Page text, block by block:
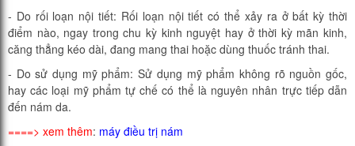
- Do rối loạn nội tiết: Rối loạn nội tiết có thể xảy ra ở bất kỳ thời
điểm nào, ngay trong chu kỳ kinh nguyệt hay ở thời kỳ mãn kinh,
căng thẳng kéo dài, đang mang thai hoặc dùng thuốc tránh thai.
- Do sử dụng mỹ phẩm: Sử dụng mỹ phẩm không rõ nguồn gốc,
hay các loại mỹ phẩm tự chế có thể là nguyên nhân trực tiếp dẫn
đến nám da.
====> xem thêm: máy điều trị nám